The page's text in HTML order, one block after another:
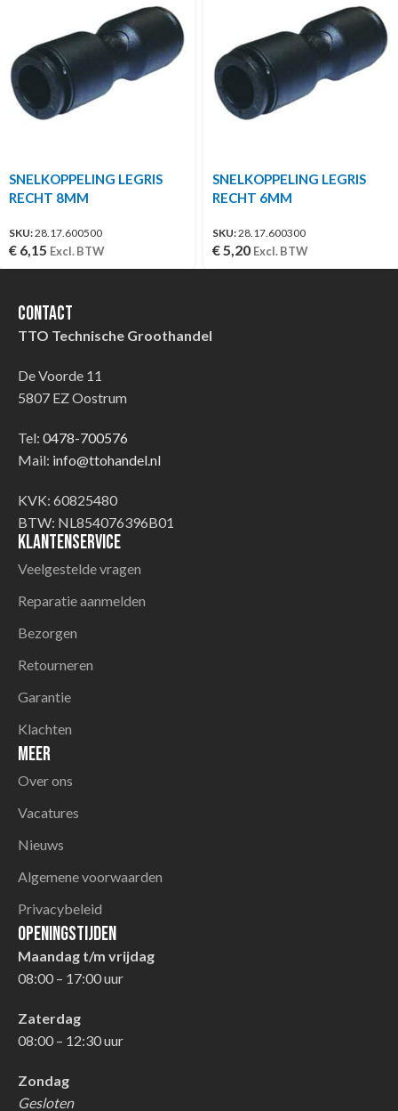
SNELKOPPELING LEGRIS
RECHT 8MM
SKU:28.17.600500
€ 6,15 Excl. BTW
SNELKOPPELING LEGRIS
RECHT 6MM
SKU:28.17.600300
€5,20 Excl. BTW
Contact
TTO Technische Groothandel
De Voorde 11
5807 EZ Oostrum
Tel: 0478-700576
Mail: info@ttohandel.nl
KVK: 60825480
BTW: NL854076396B01
Klantenservice
Veelgestelde vragen
Reparatie aanmelden
Bezorgen
Retourneren
Garantie
Klachten
Meer
Over ons
Vacatures
Nieuws
Algemene voorwaarden
Privacybeleid
Openingstijden
Maandag t/m vrijdag
08:00 – 17:00 uur
Zaterdag
08:00 – 12:30 uur
Zondag
Gesloten